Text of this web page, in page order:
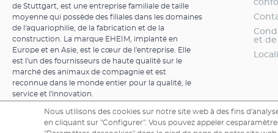
de Stuttgart, est une entreprise familiale de taille
moyenne qui possède des filiales dans les domaines
de l'aquariophilie, de la fabrication et de la
construction. La marque EHEIM, implanté en
Europe et en Asie, est le cœur de l'entreprise. Elle
est l'un des fournisseurs de haute qualité sur le
marché des animaux de compagnie et est
reconnue dans le monde entier pour la qualité, le
service et l'innovation.
et
Nous utilisons des cookies sur notre site web à des fins
en cliquant sur "Configurer". Vous pouvez appeler